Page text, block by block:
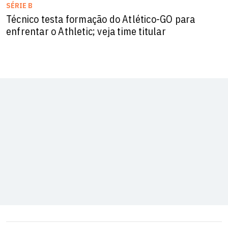
SÉRIE B
Técnico testa formação do Atlético-GO para
enfrentar o Athletic; veja time titular